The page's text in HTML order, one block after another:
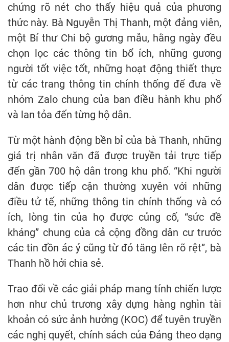
chứng rõ nét cho thấy hiệu quả của phương
thức này. Bà Nguyễn Thị Thanh, một đảng viên,
một Bí thư Chi bộ gương mẫu, hằng ngày đều
chọn lọc các thông tin bổ ích, những gương
người tốt việc tốt, những hoạt động thiết thực
từ các trang thông tin chính thống để đưa về
nhóm Zalo chung của ban điều hành khu phố
và lan tỏa đến từng hộ dân.
Từ một hành động bền bỉ của bà Thanh, những
giá trị nhân văn đã được truyền tải trực tiếp
đến gần 700 hộ dân trong khu phố. “Khi người
dân được tiếp cận thường xuyên với những
điều tử tế, những thông tin chính thống và có
ích, lòng tin của họ được củng cố, “sức đề
kháng” chung của cả cộng đồng dân cư trước
các tin đồn ác ý cũng từ đó tăng lên rõ rệt”, bà
Thanh hồ hởi chia sẻ.
Trao đổi về các giải pháp mang tính chiến lược
hơn như chủ trương xây dựng hàng nghìn tài
khoản có sức ảnh hưởng (KOC) để tuyên truyền
các nghị quyết, chính sách của Đảng theo dạng